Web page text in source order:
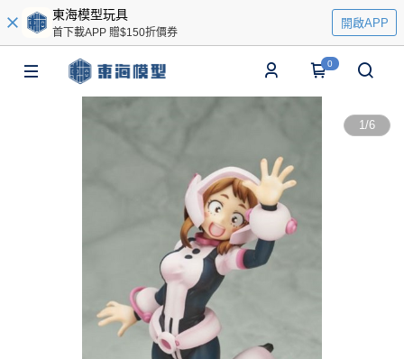
東海模型玩具
首下載APP 贈$150折價券
開啟APP
0
1/6